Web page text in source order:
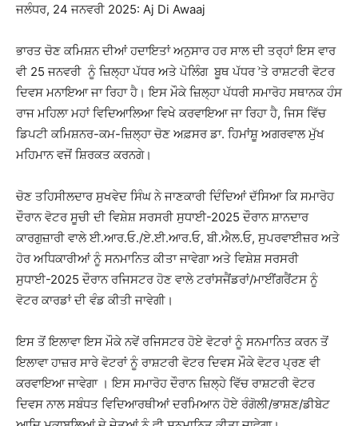
ਜਲੰਧਰ, 24 ਜਨਵਰੀ 2025: Aj Di Awaaj
ਭਾਰਤ ਚੋਣ ਕਮਿਸ਼ਨ ਦੀਆਂ ਹਦਾਇਤਾਂ ਅਨੁਸਾਰ ਹਰ ਸਾਲ ਦੀ ਤਰ੍ਹਾਂ ਇਸ ਵਾਰ
ਵੀ 25 ਜਨਵਰੀ ਨੂੰ ਜ਼ਿਲ੍ਹਾ ਪੱਧਰ ਅਤੇ ਪੋਲਿੰਗ ਬੂਥ ਪੱਧਰ ֹ’ਤੇ ਰਾਸ਼ਟਰੀ ਵੋਟਰ
ਦਿਵਸ ਮਨਾਇਆ ਜਾ ਰਿਹਾ ਹੈ। ਇਸ ਮੌਕੇ ਜ਼ਿਲ੍ਹਾ ਪੱਧਰੀ ਸਮਾਰੋਹ ਸਥਾਨਕ ਹੰਸ
ਰਾਜ ਮਹਿਲਾ ਮਹਾਂ ਵਿਦਿਆਲਿਆ ਵਿਖੇ ਕਰਵਾਇਆ ਜਾ ਰਿਹਾ ਹੈ, ਜਿਸ ਵਿੱਚ
ਡਿਪਟੀ ਕਮਿਸ਼ਨਰ-ਕਮ-ਜ਼ਿਲ੍ਹਾ ਚੋਣ ਅਫ਼ਸਰ ਡਾ. ਹਿਮਾਂਸ਼ੂ ਅਗਰਵਾਲ ਮੁੱਖ
ਮਹਿਮਾਨ ਵਜੋਂ ਸ਼ਿਰਕਤ ਕਰਨਗੇ।
ਚੋਣ ਤਹਿਸੀਲਦਾਰ ਸੁਖਵੇਦ ਸਿੰਘ ਨੇ ਜਾਣਕਾਰੀ ਦਿੰਦਿਆਂ ਦੱਸਿਆ ਕਿ ਸਮਾਰੋਹ
ਦੌਰਾਨ ਵੋਟਰ ਸੂਚੀ ਦੀ ਵਿਸ਼ੇਸ਼ ਸਰਸਰੀ ਸੁਧਾਈ-2025 ਦੌਰਾਨ ਸ਼ਾਨਦਾਰ
ਕਾਰਗੁਜ਼ਾਰੀ ਵਾਲੇ ਈ.ਆਰ.ਓ./ਏ.ਈ.ਆਰ.ਓ, ਬੀ.ਐਲ.ਓ, ਸੁਪਰਵਾਈਜ਼ਰ ਅਤੇ
ਹੋਰ ਅਧਿਕਾਰੀਆਂ ਨੂੰ ਸਨਮਾਨਿਤ ਕੀਤਾ ਜਾਵੇਗਾ ਅਤੇ ਵਿਸ਼ੇਸ਼ ਸਰਸਰੀ
ਸੁਧਾਈ-2025 ਦੌਰਾਨ ਰਜਿਸਟਰ ਹੋਣ ਵਾਲੇ ਟਰਾਂਸਜੈਂਡਰਾਂ/ਮਾਈਂਗਰੈਂਟਸ ਨੂੰ
ਵੋਟਰ ਕਾਰਡਾਂ ਦੀ ਵੰਡ ਕੀਤੀ ਜਾਵੇਗੀ।
ਇਸ ਤੋਂ ਇਲਾਵਾ ਇਸ ਮੌਕੇ ਨਵੇਂ ਰਜਿਸਟਰ ਹੋਏ ਵੋਟਰਾਂ ਨੂੰ ਸਨਮਾਨਿਤ ਕਰਨ ਤੋਂ
ਇਲਾਵਾ ਹਾਜ਼ਰ ਸਾਰੇ ਵੋਟਰਾਂ ਨੂੰ ਰਾਸ਼ਟਰੀ ਵੋਟਰ ਦਿਵਸ ਮੌਕੇ ਵੋਟਰ ਪ੍ਰਣ ਵੀ
ਕਰਵਾਇਆ ਜਾਵੇਗਾ । ਇਸ ਸਮਾਰੋਹ ਦੌਰਾਨ ਜ਼ਿਲ੍ਹੇ ਵਿੱਚ ਰਾਸ਼ਟਰੀ ਵੋਟਰ
ਦਿਵਸ ਨਾਲ ਸਬੰਧਤ ਵਿਦਿਆਰਥੀਆਂ ਦਰਮਿਆਨ ਹੋਏ ਰੰਗੋਲੀ/ਭਾਸ਼ਣ/ਡੀਬੇਟ